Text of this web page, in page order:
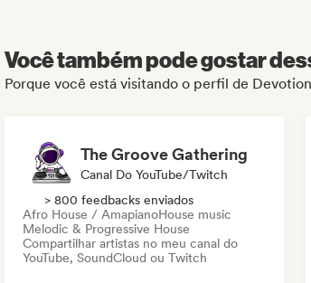
Você também pode gostar
Porque você está visitando o perfil de
The Groove Gathering
Canal Do YouTube/Twitch
> 800 feedbacks enviados
Afro House / AmapianoHouse music
Melodic & Progressive House
Compartilhar artistas no meu canal do
YouTube, SoundCloud ou Twitch